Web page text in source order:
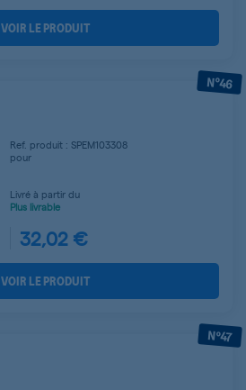
VOIR LE PRODUIT
N°46
Ref. produit : SPEM103308
pour
Livré à partir du
Plus livrable
32,02 €
VOIR LE PRODUIT
N°47